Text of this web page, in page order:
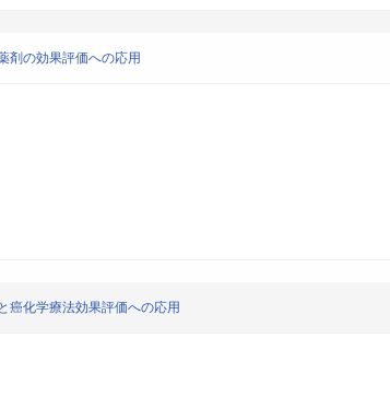
剤の効果評価への応用
癌化学療法効果評価への応用